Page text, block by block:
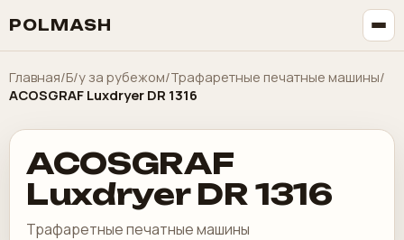
POLMASH
Главная/Б/у за рубежом/Трафаретные печатные машины/
ACOSGRAF Luxdryer DR 1316
ACOSGRAF
Luxdryer DR 1316
Трафаретные печатные машины